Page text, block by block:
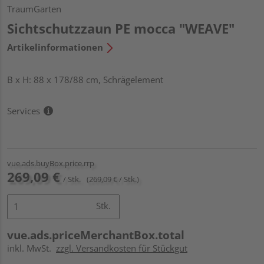
TraumGarten
Sichtschutzzaun PE mocca "WEAVE"
Artikelinformationen
B x H: 88 x 178/88 cm, Schrägelement
Services
vue.ads.buyBox.price.rrp
269,09 € / Stk. (269,09 € / Stk.)
Stk.
vue.ads.priceMerchantBox.total
inkl. MwSt. zzgl. Versandkosten für Stückgut